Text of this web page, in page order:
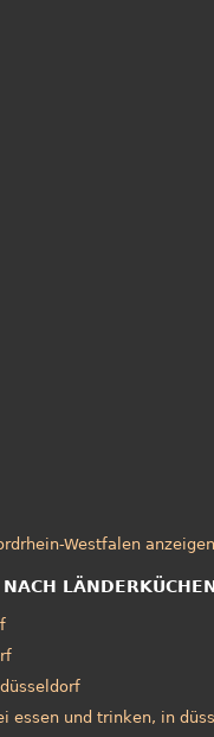
Westfalen anzeigen
essen und trinken, in